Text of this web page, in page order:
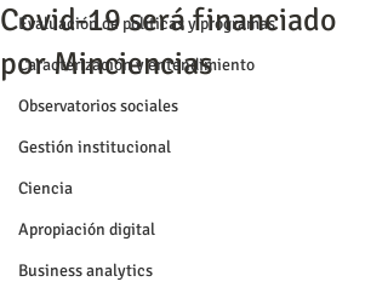
Evaluación de políticas y programas
Caracterización y entendimiento
Observatorios sociales
Gestión institucional
Ciencia
Apropiación digital
Business analytics
Covid-19 será financiado
por Minciencias